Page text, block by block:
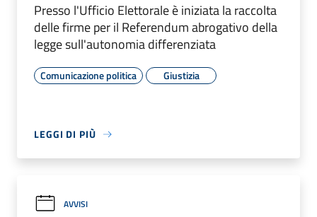
Presso l'Ufficio Elettorale è iniziata la raccolta
delle firme per il Referendum abrogativo della
legge sull'autonomia differenziata
Comunicazione politica Giustizia
LEGGI DI PIÙ
AVVISI